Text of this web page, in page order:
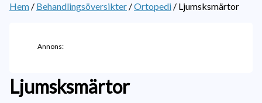
Hem / Behandlingsöversikter /Ortopedi / Ljumsksmärtor
Annons:
Ljumsksmärtor